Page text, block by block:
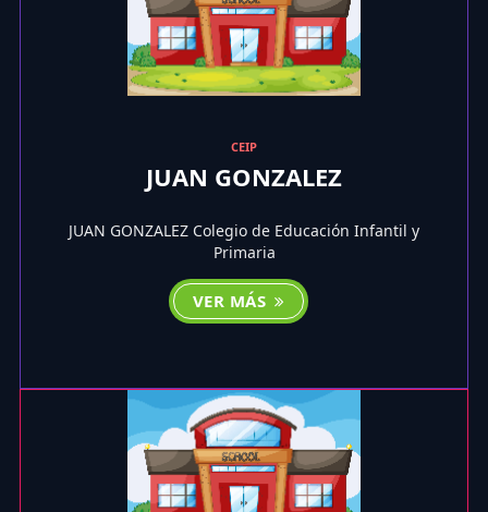
CEIP
JUAN GONZALEZ
JUAN GONZALEZ Colegio de Educación Infantil y
Primaria
VER MÁS